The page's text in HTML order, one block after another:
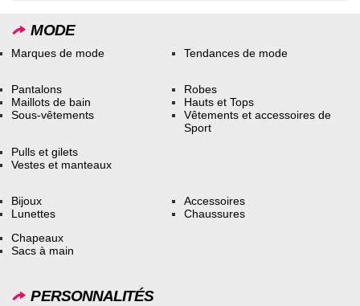
MODE
Marques de mode Tendances de mode
Pantalons
Maillots de bain
Sous-vêtements
Robes
Hauts et Tops
Vêtements et accessoires de
Sport
Pulls et gilets
Vestes et manteaux
Bijoux
Lunettes
Accessoires
Chaussures
Chapeaux
Sacs à main
PERSONNALITÉS